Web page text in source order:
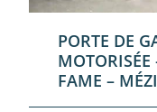
PORTE DE
FAME –